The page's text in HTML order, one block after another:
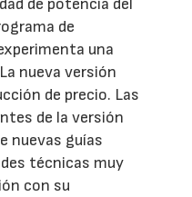
de potencia del
de
una
nueva versión
de precio. Las
de la versión
nuevas guías
técnicas muy
con su